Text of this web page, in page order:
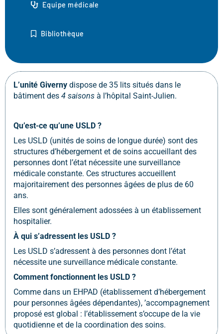
Equipe médicale
Bibliothèque
L’unité Giverny dispose de 35 lits situés dans le
bâtiment des 4 saisons à l’hôpital Saint-Julien.
Qu’est-ce qu’une USLD ?
Les USLD (unités de soins de longue durée) sont des
structures d’hébergement et de soins accueillant des
personnes dont l’état nécessite une surveillance
médicale constante. Ces structures accueillent
majoritairement des personnes âgées de plus de 60
ans.
Elles sont généralement adossées à un établissement
hospitalier.
À qui s’adressent les USLD ?
Les USLD s’adressent à des personnes dont l’état
nécessite une surveillance médicale constante.
Comment fonctionnent les USLD ?
Comme dans un EHPAD (établissement d’hébergement
pour personnes âgées dépendantes), ’accompagnement
proposé est global : l’établissement s’occupe de la vie
quotidienne et de la coordination des soins.